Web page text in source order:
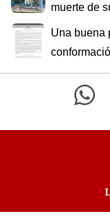
muerte de
Una buena